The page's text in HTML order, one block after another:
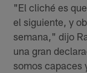
"El cliché es
el siguiente, y
semana," dijo
una gran
somos capaces